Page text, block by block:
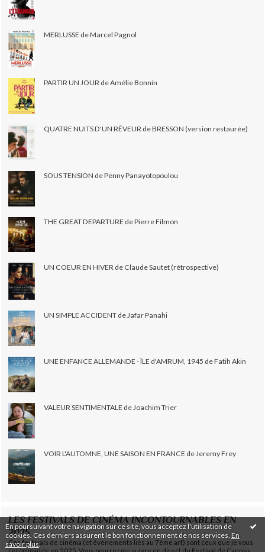
En poursuivant votre navigation sur ce site, vous acceptez l'utilisation de
cookies. Ces derniers assurent le bon fonctionnement de nos services. En
savoir plus.
MERLUSSE de Marcel Pagnol
PARTIR UN JOUR de Amélie Bonnin
QUATRE NUITS D'UN RÊVEUR de BRESSON (version restaurée)
SOUS TENSION de Penny Panayotopoulou
THE GREAT DEPARTURE de Pierre Filmon
UN COEUR EN HIVER de Claude Sautet (rétrospective)
UN SIMPLE ACCIDENT de Jafar Panahi
UNE ENFANCE ALLEMANDE - ÎLE d'AMRUM, 1945 de Fatih Akin
VALEUR SENTIMENTALE de Joachim Trier
VOIR L'AUTOMNE, UNE SAISON EN FRANCE de Jeremy Frey
LES FESTIVALS DE CINÉMA INCONTOURNABLES EN
2025
Ces festivals de cinéma (et évènements liés au 7ème art) sont ceux que je vous